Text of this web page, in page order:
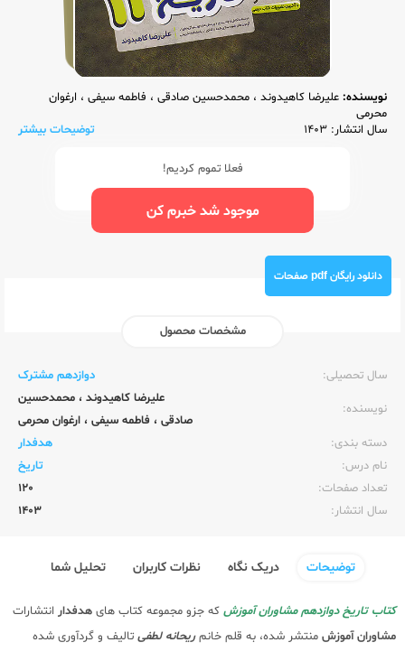
نویسنده: علیرضا کاهیدوند ، محمدحسین صادقی ، فاطمه سیفی ، ارغوان
محرمی
سال انتشار: 1403
توضیحات بیشتر
فعلا تموم کردیم!
موجود شد خبرم کن
دانلود رایگان pdf صفحات
مشخصات محصول
سال تحصیلی:‌
دوازدهم مشترک
نویسنده:‌
علیرضا کاهیدوند ، محمدحسین
صادقی ، فاطمه سیفی ، ارغوان محرمی
دسته بندی:
هدفدار
نام درس:
تاریخ
تعداد صفحات:‌
120
سال انتشار:‌
1403
توضیحات دریک نگاه نظرات کاربران تحلیل شما
کتاب تاریخ دوازدهم مشاوران آموزش که جزو مجموعه کتاب های هدفدار انتشارات
مشاوران آموزش منتشر شده، به قلم خانمریحانه لطفی تالیف و گردآوری شده